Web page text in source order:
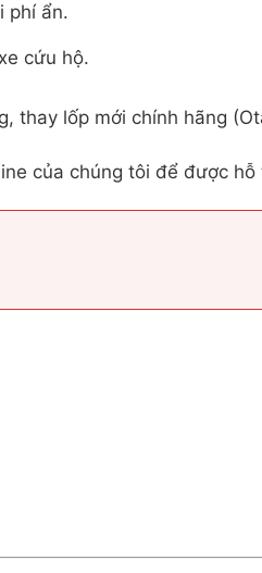
phí ẩn.
cứu hộ.
thay lốp mới chính hãng
của chúng tôi để được hỗ